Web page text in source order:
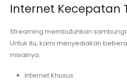
Internet Kecepatan
Streaming membutuhkan
Untuk itu, kami menyediakan
misalnya:
Internet Khusus.